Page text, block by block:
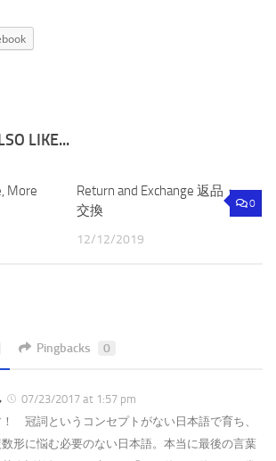
LIKE...
More
0
Return and Exchange 返品・
交換
12/12/2019
Pingbacks 0
07/23/2017 at 1:57 pm
冠詞というコンセプトがない日本語で育ち、
形に悩む必要のない日本語。本当に最後の言葉